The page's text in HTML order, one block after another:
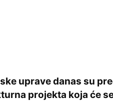
uprave danas su
projekta koja će